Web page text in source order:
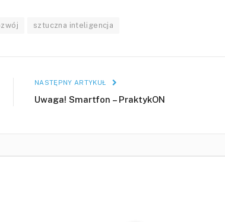
sztuczna inteligencja
NASTĘPNY ARTYKUŁ
Uwaga! Smartfon – PraktykON